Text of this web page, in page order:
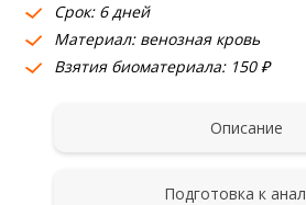
Срок: 6 дней
Материал: венозная кровь
Взятия биоматериала: 150 ₽
Описание
Подготовка к